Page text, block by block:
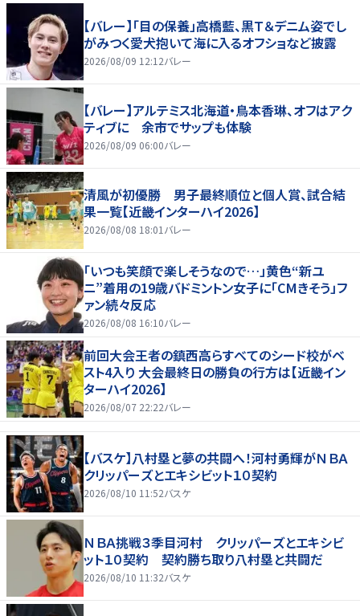
【バレー】「目の保養」高橋藍、黒Ｔ＆デニム姿でし
がみつく愛犬抱いて海に入るオフショなど披露
2026/08/09 12:12バレー
【バレー】アルテミス北海道・鳥本香琳、オフはアク
ティブに 余市でサップも体験
2026/08/09 06:00バレー
清風が初優勝 男子最終順位と個人賞、試合結
果一覧【近畿インターハイ2026】
2026/08/08 18:01 バレー
「いつも笑顔で楽しそうなので…」黄色“新ユ
ニ”着用の19歳バドミントン女子に「CMきそう」フ
ァン続々反応
2026/08/08 16:10バレー
前回大会王者の鎮西高らすべてのシード校がベ
スト4入り 大会最終日の勝負の行方は【近畿イン
ターハイ2026】
2026/08/07 22:22バレー
【バスケ】八村塁と夢の共闘へ！河村勇輝がＮＢＡ
クリッパーズとエキシビット１０契約
2026/08/10 11:52バスケ
ＮＢＡ挑戦３季目河村 クリッパーズとエキシビ
ット１０契約 契約勝ち取り八村塁と共闘だ
2026/08/10 11:32バスケ